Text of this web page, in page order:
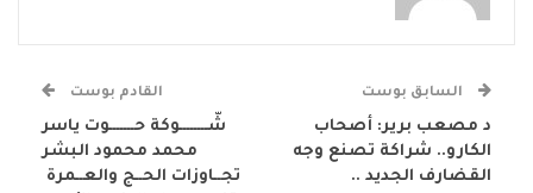
السابق بوست
د مصعب برير: أصحاب
الكارو.. شراكة تصنع وجه
القضارف الجديد ..
القادم بوست
شّــــــــوكة حـــــــوت ياسر
محمد محمود البشر
تجــاوزات الحــج والعــمرة